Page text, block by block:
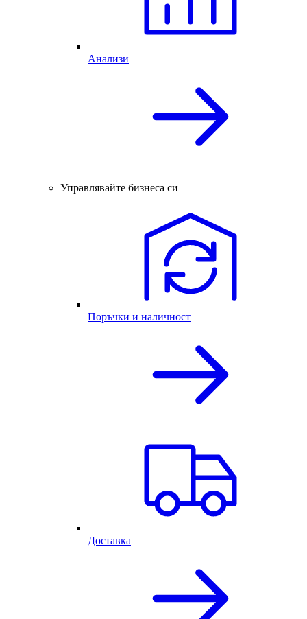
Анализи
Управлявайте бизнеса си
Поръчки и наличност
Доставка